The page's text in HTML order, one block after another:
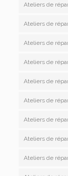
Ateliers de
Ateliers de
Ateliers de
Ateliers de
Ateliers de
Ateliers de
Ateliers de
Ateliers de
Ateliers de